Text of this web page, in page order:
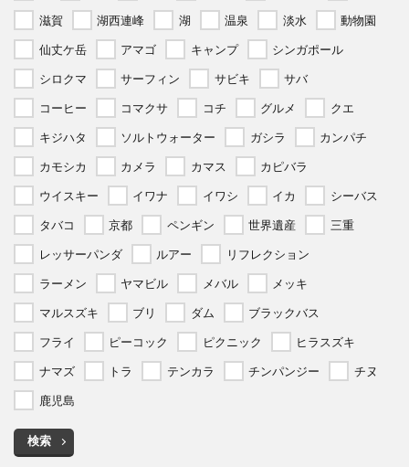
滋賀
湖西連峰 湖 温泉 淡水
動物園
仙丈ケ岳
アマゴ キャンプ
シンガポール
シロクマ
サーフィン サビキ
サバ
コーヒー
コマクサ コチ グルメ
クエ
キジハタ
ソルトウォーター ガシラ
カンパチ
カモシカ
カメラ カマス
カピバラ
ウイスキー
イワナ イワシ イカ
シーバス
タバコ
京都 ペンギン 世界遺産
三重
レッサーパンダ
ルアー
リフレクション
ラーメン
ヤマビル メバル
メッキ
マルスズキ
ブリ ダム
ブラックバス
フライ
ピーコック ピクニック
ヒラスズキ
ナマズ
トラ テンカラ チンパンジー
チヌ
鹿児島
検索